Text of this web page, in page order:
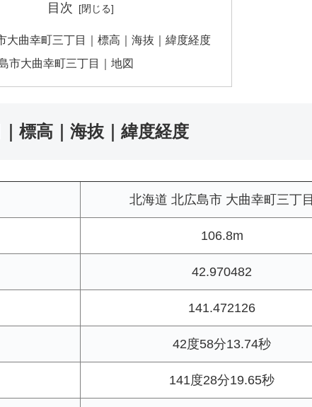
目次
大曲幸町三丁目｜標高｜海抜｜緯度経度
市大曲幸町三丁目｜地図
標高｜海抜｜緯度経度
北海道 北広島市 大曲幸町三丁目
106.8m
42.970482
141.472126
42度58分13.74秒
141度28分19.65秒